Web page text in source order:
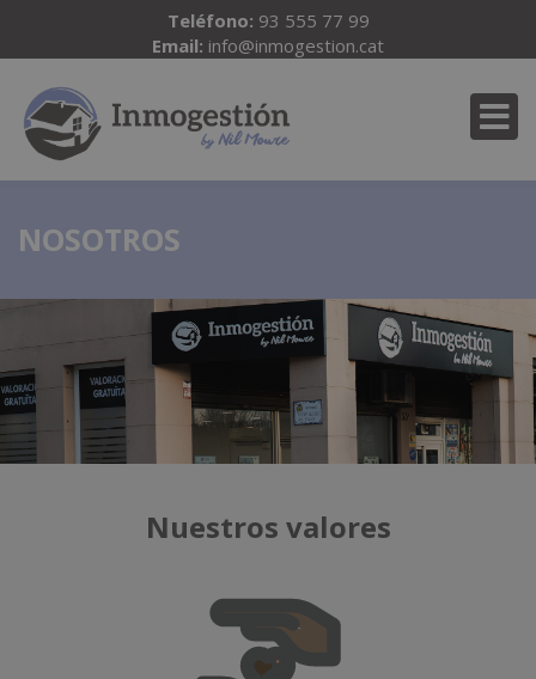
Teléfono: 93 555 77 99
Email: info@inmogestion.cat
NOSOTROS
Nuestros valores